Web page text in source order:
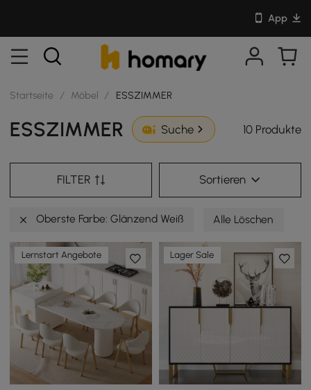
App
Startseite / Möbel / ESSZIMMER
ESSZIMMER Suche 10 Produkte
FILTER Sortieren
Oberste Farbe: Glänzend Weiß Alle Löschen
Lernstart Angebote Lager Sale